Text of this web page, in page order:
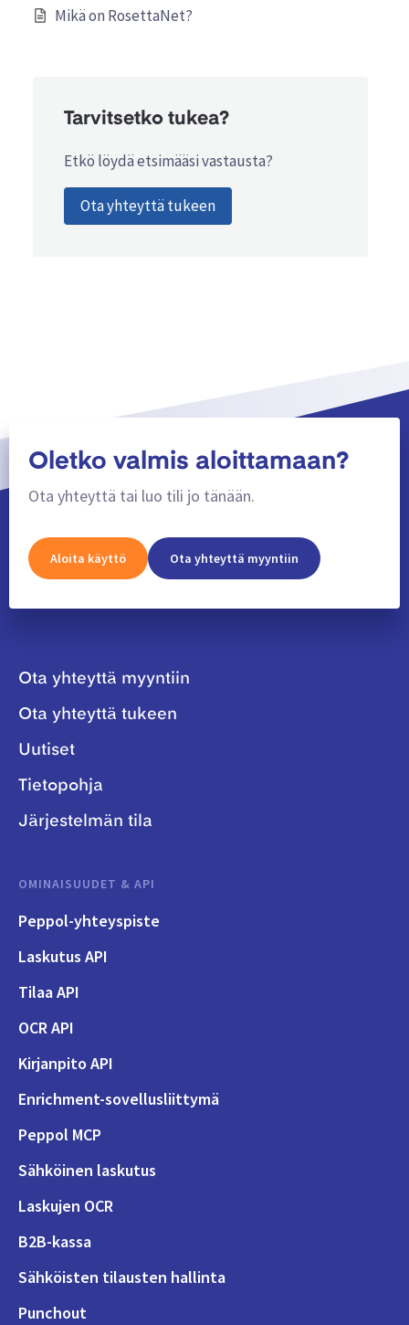
Mikä on RosettaNet?
Tarvitsetko tukea?
Etkö löydä etsimääsi vastausta?
Ota yhteyttä tukeen
Oletko valmis aloittamaan?
Ota yhteyttä tai luo tili jo tänään.
Aloita käyttö Ota yhteyttä myyntiin
Ota yhteyttä myyntiin
Ota yhteyttä tukeen
Uutiset
Tietopohja
Järjestelmän tila
OMINAISUUDET & API
Peppol-yhteyspiste
Laskutus API
Tilaa API
OCR API
Kirjanpito API
Enrichment-sovellusliittymä
Peppol MCP
Sähköinen laskutus
Laskujen OCR
B2B-kassa
Sähköisten tilausten hallinta
Punchout